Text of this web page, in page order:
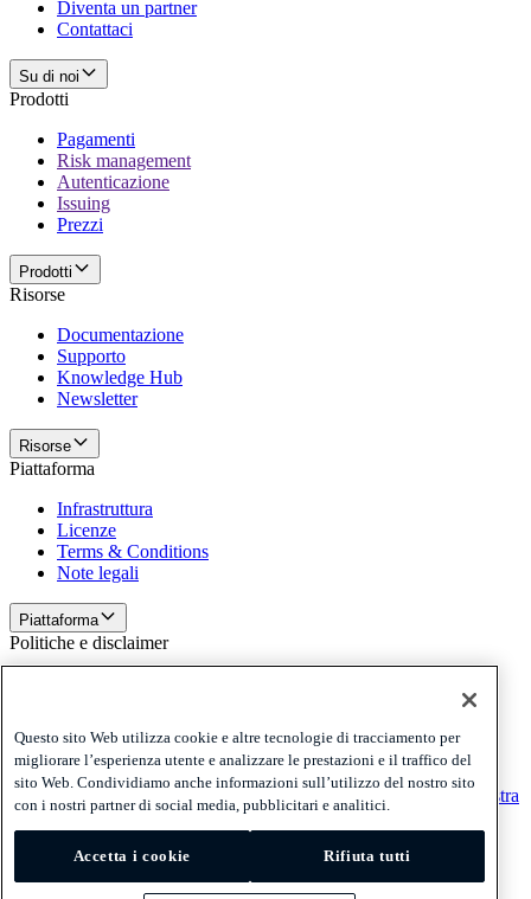
Diventa un partner
Contattaci
Su di noi
Prodotti
Pagamenti
Risk management
Autenticazione
Issuing
Prezzi
Prodotti
Risorse
Documentazione
Supporto
Knowledge Hub
Newsletter
Risorse
Piattaforma
Infrastruttura
Licenze
Terms & Conditions
Note legali
Piattaforma
Politiche e disclaimer
Politiche e disclaimer
Ricevi la nostra newsletter Ricevi la nostra newsletter
Ricevi la nostra
newsletter
Privacy
Cookies
Questo sito Web utilizza cookie e altre tecnologie di tracciamento per
migliorare l’esperienza utente e analizzare le prestazioni e il traffico del
sito Web. Condividiamo anche informazioni sull’utilizzo del nostro sito
con i nostri partner di social media, pubblicitari e analitici.
Accetta i cookie Rifiuta tutti